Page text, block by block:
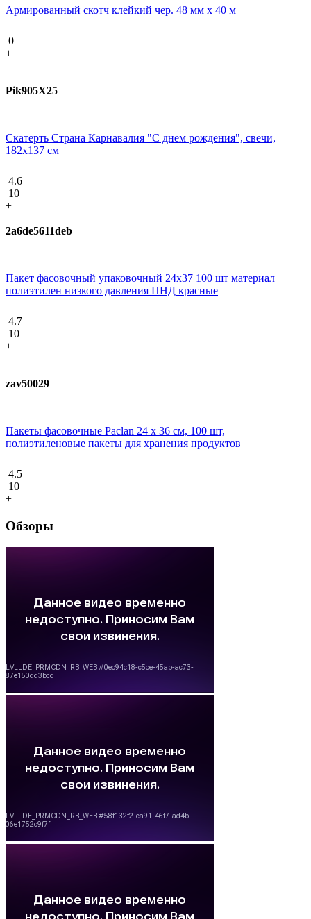
Армированный скотч клейкий чер. 48 мм х 40 м
0
+
Pik905X25
Скатерть Страна Карнавалия "С днем рождения", свечи,
182х137 см
4.6
10
+
2a6de5611deb
Пакет фасовочный упаковочный 24х37 100 шт материал
полиэтилен низкого давления ПНД красные
4.7
10
+
zav50029
Пакеты фасовочные Paclan 24 х 36 см, 100 шт,
полиэтиленовые пакеты для хранения продуктов
4.5
10
+
Обзоры